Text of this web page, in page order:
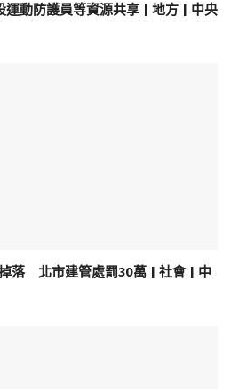
動防護員等資源共享 | 地方 | 中央
落 北市建管處罰30萬 | 社會 | 中